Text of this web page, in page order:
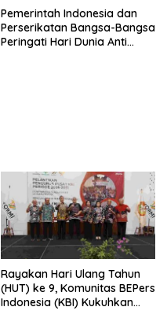
Pemerintah Indonesia dan
Perserikatan Bangsa-Bangsa
Peringati Hari Dunia Anti
Rayakan Hari Ulang Tahun
(HUT) ke 9, Komunitas BEPers
Indonesia (KBI) Kukuhkan